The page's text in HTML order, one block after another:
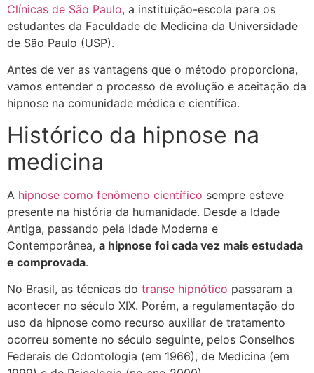
Clínicas de São Paulo, a instituição-escola para os
estudantes da Faculdade de Medicina da Universidade
de São Paulo (USP).
Antes de ver as vantagens que o método proporciona,
vamos entender o processo de evolução e aceitação da
hipnose na comunidade médica e científica.
Histórico da hipnose na
medicina
A hipnose como fenômeno científico sempre esteve
presente na história da humanidade. Desde a Idade
Antiga, passando pela Idade Moderna e
Contemporânea, a hipnose foi cada vez mais estudada
e comprovada.
No Brasil, as técnicas do transe hipnótico passaram a
acontecer no século XIX. Porém, a regulamentação do
uso da hipnose como recurso auxiliar de tratamento
ocorreu somente no século seguinte, pelos Conselhos
Federais de Odontologia (em 1966), de Medicina (em